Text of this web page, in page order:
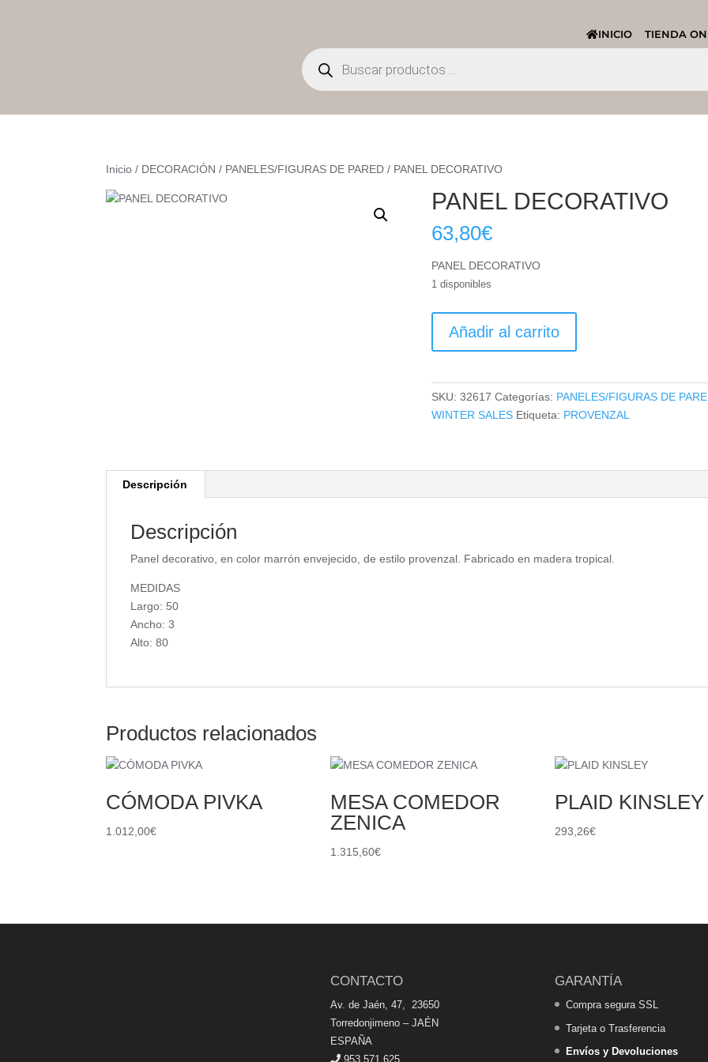
INICIO
TIENDA
Búsqueda
de
productos
Inicio / DECORACIÓN / PANELES/FIGURAS DE PARED / PANEL DECORATIVO
PANEL DECORATIVO
63,80€
PANEL DECORATIVO
1 disponibles
DECORATIVO
Añadir al carrito
SKU:32617 Categorías: PANELES/FIGURAS DE
WINTER SALES Etiqueta: PROVENZAL
Descripción
Descripción
Panel decorativo, en color marrón envejecido, de estilo provenzal. Fabricado en madera tropical.
MEDIDAS
Largo: 50
Ancho: 3
Alto: 80
Productos relacionados
CÓMODA PIVKA
1.012,00€
MESA COMEDOR
ZENICA
1.315,60€
PLAID KINSLEY
293,26€
CONTACTO
Av. de Jaén, 47, 23650
Torredonjimeno – JAÉN
ESPAÑA
953 571 625
GARANTÍA
Compra segura SSL
Tarjeta o Trasferencia
Envíos y Devoluciones